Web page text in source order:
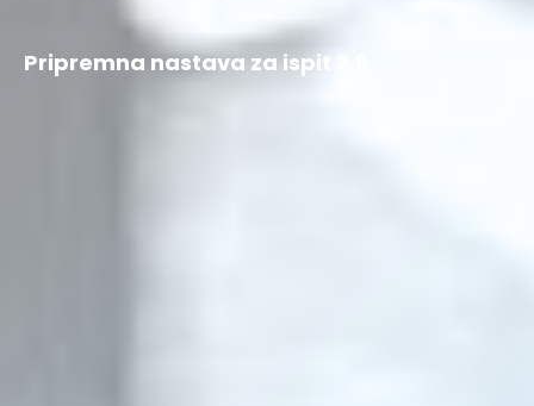
Pripremna nastava za ispit 2.6